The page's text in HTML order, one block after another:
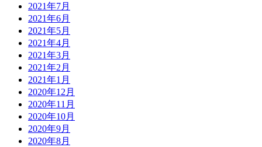
2021年7月
2021年6月
2021年5月
2021年4月
2021年3月
2021年2月
2021年1月
2020年12月
2020年11月
2020年10月
2020年9月
2020年8月